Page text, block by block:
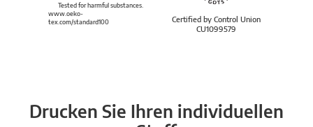
Certified by Control Union
CU1099579
Tested for harmful substances.
www.oeko-
tex.com/standard100
Drucken Sie Ihren individuellen